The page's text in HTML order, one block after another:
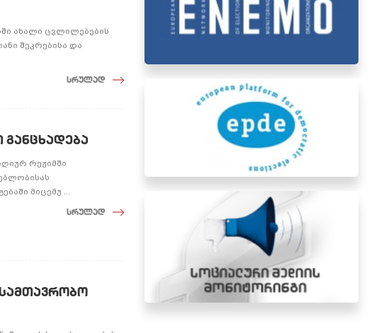
ახალი ცვლილებების
შეკრებისა და
სრულად
რეჟიმში
მიცემუ ...
სრულად